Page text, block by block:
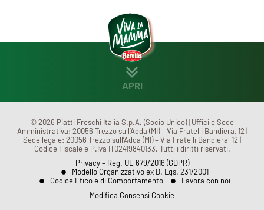
APRI
CHI SIAMO MENÙ
© 2026 Piatti Freschi Italia S.p.A. (Socio Unico) | Uffici e Sede
Amministrativa: 20056 Trezzo sull’Adda (MI) – Via Fratelli Bandiera, 12 |
Sede legale: 20056 Trezzo sull’Adda (MI) – Via Fratelli Bandiera, 12 |
Codice Fiscale e P.Iva IT02419840133. Tutti i diritti riservati.
Privacy – Reg. UE 679/2016 (GDPR)
Modello Organizzativo ex D. Lgs. 231/2001
Codice Etico e di Comportamento
Lavora con noi
Modifica Consensi Cookie